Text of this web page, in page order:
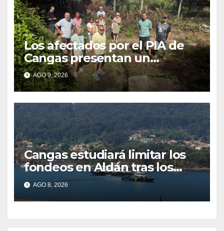
Los afectados por el PIA de
Cangas presentan un
recurso: “Lo vamos a luchar”
AGO 9, 2026
Cangas estudiará limitar los
fondeos en Aldán tras los
últimos episodios de
contaminación en Arneles
AGO 8, 2026